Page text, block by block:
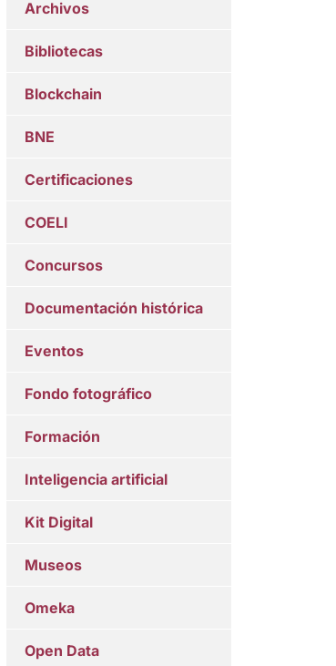
Archivos
Bibliotecas
Blockchain
BNE
Certificaciones
COELI
Concursos
Documentación histórica
Eventos
Fondo fotográfico
Formación
Inteligencia artificial
Kit Digital
Museos
Omeka
Open Data